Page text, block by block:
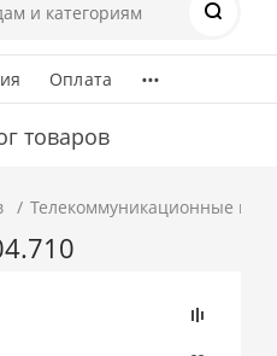
Оплата ...
товаров
Телекоммуникационные